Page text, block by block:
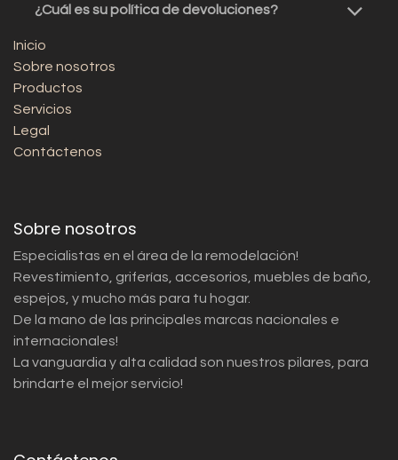
¿Cuál es su política de devoluciones?
Inicio
Sobre nosotros
Productos
Servicios
Legal
Contáctenos
Sobre nosotros
Especialistas en el área de la remodelación!
Revestimiento, griferías, accesorios, muebles de baño,
espejos, y mucho más para tu hogar.
De la mano de las principales marcas nacionales e
internacionales!
La vanguardia y alta calidad son nuestros pilares, para
brindarte el mejor servicio!